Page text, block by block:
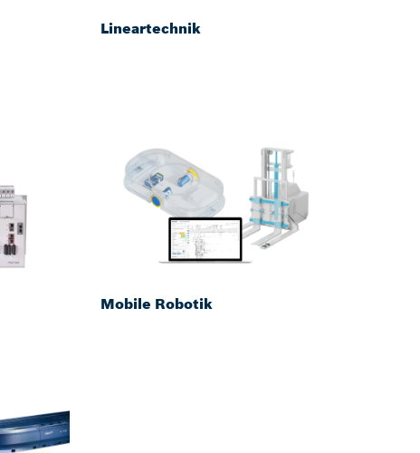
Lineartechnik
Mobile Robotik